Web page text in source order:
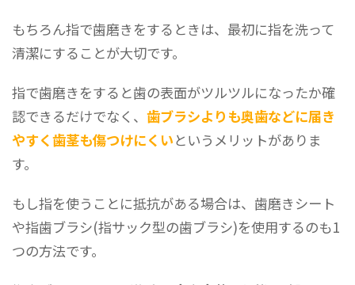
もちろん指で歯磨きをするときは、最初に指を洗って
清潔にすることが大切です。
指で歯磨きをすると歯の表面がツルツルになったか確
認できるだけでなく、歯ブラシよりも奥歯などに届き
やすく歯茎も傷つけにくいというメリットがありま
す。
もし指を使うことに抵抗がある場合は、歯磨きシート
や指歯ブラシ(指サック型の歯ブラシ)を使用するのも1
つの方法です。